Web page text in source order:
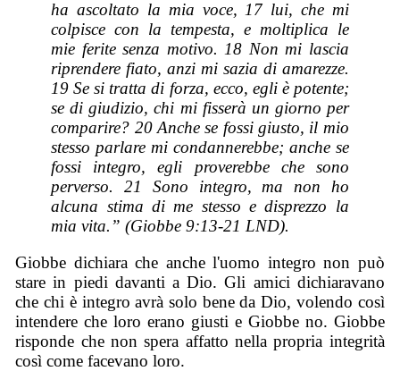
ha ascoltato la mia voce, 17 lui, che mi
colpisce con la tempesta, e moltiplica le
mie ferite senza motivo. 18 Non mi lascia
riprendere fiato, anzi mi sazia di amarezze.
19 Se si tratta di forza, ecco, egli è potente;
se di giudizio, chi mi fisserà un giorno per
comparire? 20 Anche se fossi giusto, il mio
stesso parlare mi condannerebbe; anche se
fossi integro, egli proverebbe che sono
perverso. 21 Sono integro, ma non ho
alcuna stima di me stesso e disprezzo la
mia vita.” (Giobbe 9:13-21 LND).
Giobbe dichiara che anche l'uomo integro non può
stare in piedi davanti a Dio. Gli amici dichiaravano
che chi è integro avrà solo bene da Dio, volendo così
intendere che loro erano giusti e Giobbe no. Giobbe
risponde che non spera affatto nella propria integrità
così come facevano loro.